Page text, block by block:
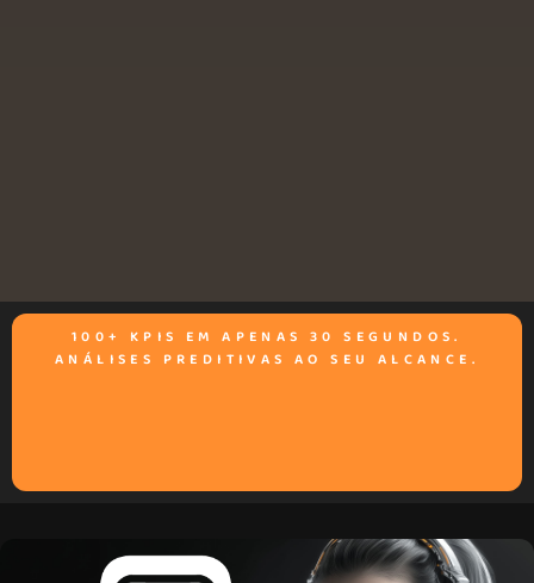
100+ KPIS EM APENAS 30 SEGUNDOS.
ANÁLISES PREDITIVAS AO SEU ALCANCE.